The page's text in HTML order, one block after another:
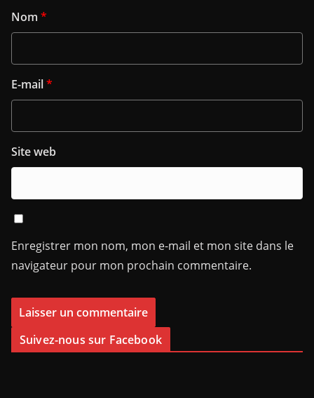
Nom *
E-mail*
Site web
Enregistrer mon nom, mon e-mail et mon site dans le
navigateur pour mon prochain commentaire.
Suivez-nous sur Facebook